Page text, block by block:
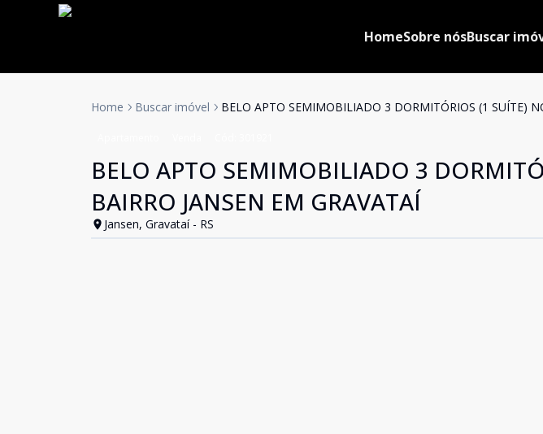
HomeSobre nósBuscar
Home Buscar imóvel BELO APTO SEMIMOBILIADO 3 DORMITÓRIOS (1 SUÍTE)
BELO APTO SEMIMOBILIADO 3
BAIRRO JANSEN EM GRAVATAÍ
Jansen, Gravataí - RS